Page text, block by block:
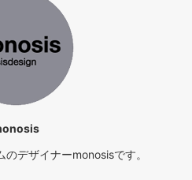
デザイナーmonosisです。